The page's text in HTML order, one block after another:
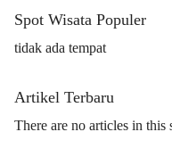
Spot Wisata Populer
tidak ada tempat
Artikel Terbaru
There are no articles in this